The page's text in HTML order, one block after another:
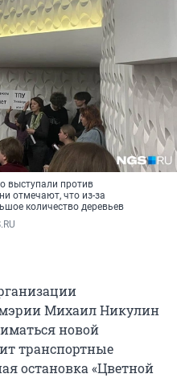
выступали против
отмечают, что из-за
количество деревьев
мэрии Михаил Никулин
новой
транспортные
остановка «Цветной